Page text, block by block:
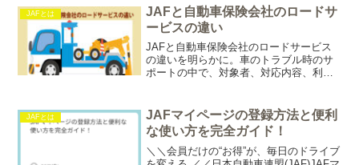
典まで充実しているのをご存知ですか？
この記事では、JAF...
JAFとは
JAFと自動車保険会社のロードサ
ービスの違い
JAFと自動車保険会社のロードサービス
の違いを明らかに。車のトラブル時のサ
ポートの中で、対象者、対応内容、利用
報を提供。
JAFとは
JAFマイページの登録方法と便利
な使い方を完全ガイド！
＼＼会員だけの“お得”が、毎日のドライブ